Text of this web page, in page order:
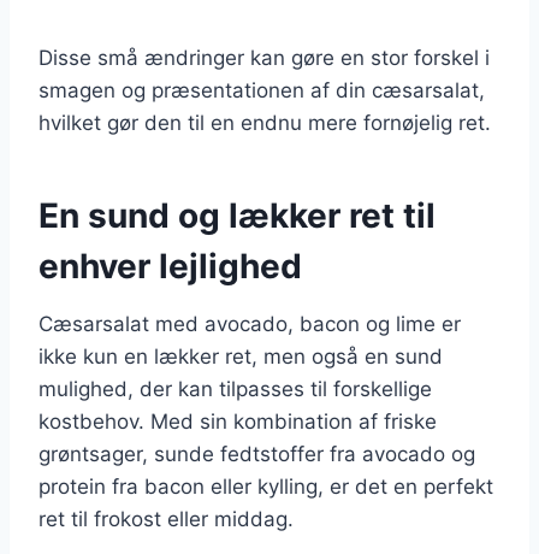
Disse små ændringer kan gøre en stor forskel i
smagen og præsentationen af din cæsarsalat,
hvilket gør den til en endnu mere fornøjelig ret.
En sund og lækker ret til
enhver lejlighed
Cæsarsalat med avocado, bacon og lime er
ikke kun en lækker ret, men også en sund
mulighed, der kan tilpasses til forskellige
kostbehov. Med sin kombination af friske
grøntsager, sunde fedtstoffer fra avocado og
protein fra bacon eller kylling, er det en perfekt
ret til frokost eller middag.